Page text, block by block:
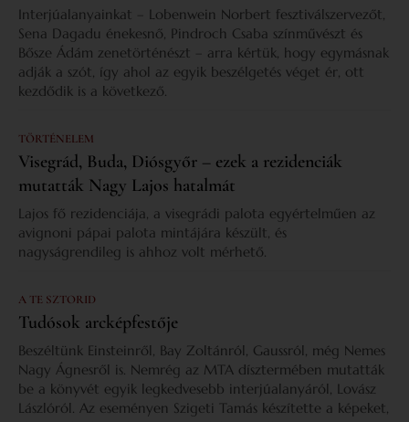
Interjúalanyainkat – Lobenwein Norbert fesztiválszervezőt,
Sena Dagadu énekesnő, Pindroch Csaba színművészt és
Bősze Ádám zenetörténészt – arra kértük, hogy egymásnak
adják a szót, így ahol az egyik beszélgetés véget ér, ott
kezdődik is a következő.
TÖRTÉNELEM
Visegrád, Buda, Diósgyőr – ezek a rezidenciák
mutatták Nagy Lajos hatalmát
Lajos fő rezidenciája, a visegrádi palota egyértelműen az
avignoni pápai palota mintájára készült, és
nagyságrendileg is ahhoz volt mérhető.
A TE SZTORID
Tudósok arcképfestője
Beszéltünk Einsteinről, Bay Zoltánról, Gaussról, még Nemes
Nagy Ágnesről is. Nemrég az MTA dísztermében mutatták
be a könyvét egyik legkedvesebb interjúalanyáról, Lovász
Lászlóról. Az eseményen Szigeti Tamás készítette a képeket,